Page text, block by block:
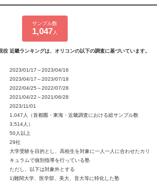
サンプル数
1,047 人
役 近畿ランキングは、オリコンの以下の調査に基づいています。
2023/01/17～2023/04/16
2023/04/17～2023/07/18
2022/04/25～2022/07/28
2021/04/22～2021/06/28
2023/11/01
1,047人（首都圏・東海・近畿調査における総サンプル数
3,514人）
50人以上
29社
大学受験を目的とし、高校生を対象に一人一人に合わせたカリ
キュラムで個別指導を行っている塾
ただし、以下は対象外とする
1)難関大学、医学部、美大、音大等に特化した塾